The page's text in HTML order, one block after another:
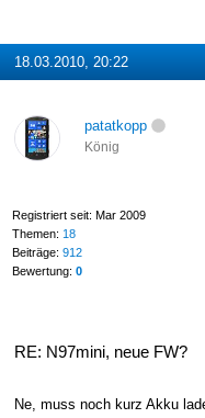
18.03.2010, 20:22
patatkopp
König
Registriert seit: Mar 2009
Themen: 18
Beiträge: 912
Bewertung: 0
RE: N97mini, neue FW?
Ne, muss noch kurz Akku